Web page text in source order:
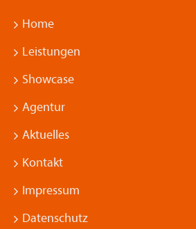
Home
Leistungen
Showcase
Agentur
Aktuelles
Kontakt
Impressum
Datenschutz